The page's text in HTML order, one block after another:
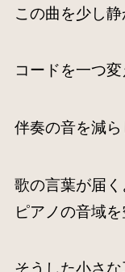
この曲を少し静
コードを一つ変
伴奏の音を減ら
歌の言葉が届く
ピアノの音域を
そうした小さな